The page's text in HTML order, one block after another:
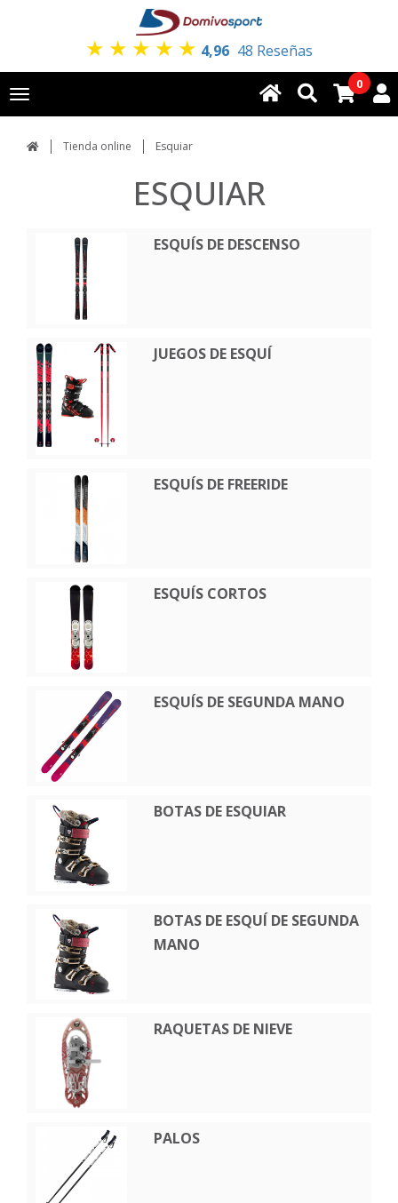
★ ★ ★ ★ ★ 4,96 48 Reseñas
Toggle
navigation
0
Tienda online Esquiar
ESQUIAR
ESQUÍS DE DESCENSO
JUEGOS DE ESQUÍ
ESQUÍS DE FREERIDE
ESQUÍS CORTOS
ESQUÍS DE SEGUNDA MANO
BOTAS DE ESQUIAR
BOTAS DE ESQUÍ DE SEGUNDA
MANO
RAQUETAS DE NIEVE
PALOS